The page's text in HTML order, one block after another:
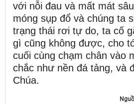
với nỗi đau và mất mát
móng sụp đổ và chúng ta
trạng thái rơi tự do, ta cố
gì cũng không được, cho
cuối cùng chạm chân vào
chắc như nền đá tảng, và
Chúa.